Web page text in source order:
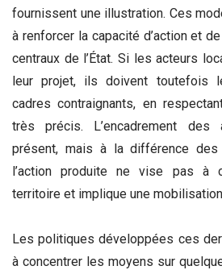
fournissent une illustration. Ces
à renforcer la capacité d’action et
centraux de l’État. Si les acteurs
leur projet, ils doivent toutefois
cadres contraignants, en
très précis. L’encadrement des
présent, mais à la différence des
l’action produite ne vise pas à
territoire et implique une
Les politiques développées ces
à concentrer les moyens sur